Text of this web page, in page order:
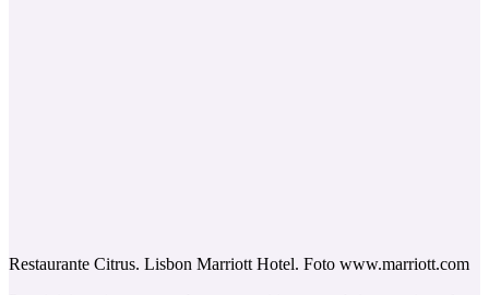
Restaurante Citrus. Lisbon Marriott Hotel. Foto www.marriott.com